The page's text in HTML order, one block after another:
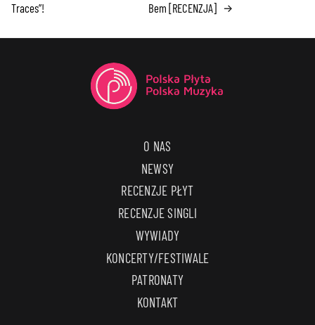
Traces”!
Bem [RECENZJA] →
O NAS
NEWSY
RECENZJE PŁYT
RECENZJE SINGLI
WYWIADY
KONCERTY/FESTIWALE
PATRONATY
KONTAKT